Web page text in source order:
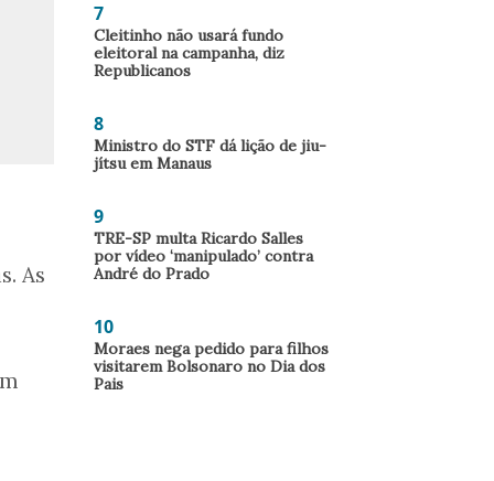
As
7
Cleitinho não usará fundo
eleitoral na campanha, diz
Republicanos
8
Ministro do STF dá lição de jiu-
jítsu em Manaus
9
TRE-SP multa Ricardo Salles
por vídeo ‘manipulado’ contra
André do Prado
10
Moraes nega pedido para filhos
visitarem Bolsonaro no Dia dos
Pais